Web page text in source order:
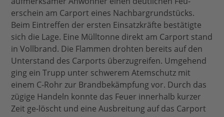
erschein am Carport eines Nachbargrundstücks.
Beim Eintreffen der ersten Einsatzkräfte bestätigte
sich die Lage. Eine Mülltonne direkt am Carport stand
in Vollbrand. Die Flammen drohten bereits auf den
Unterstand des Carports überzugreifen. Umgehend
ging ein Trupp unter schwerem Atemschutz mit
einem C-Rohr zur Brandbekämpfung vor. Durch das
zügige Handeln konnte das Feuer innerhalb kurzer
Zeit ge-löscht und eine Ausbreitung auf das Carport